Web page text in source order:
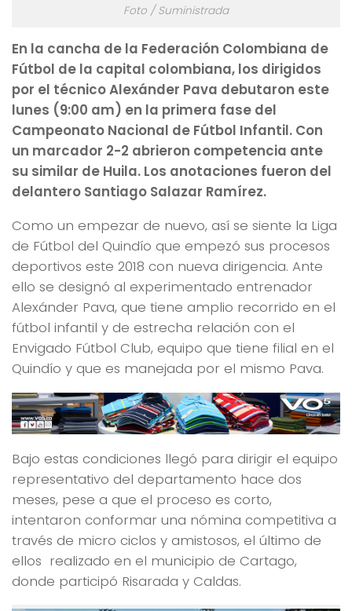
Foto / Suministrada
En la cancha de la Federación Colombiana de
Fútbol de la capital colombiana, los dirigidos
por el técnico Alexánder Pava debutaron este
lunes (9:00 am) en la primera fase del
Campeonato Nacional de Fútbol Infantil. Con
un marcador 2-2 abrieron competencia ante
su similar de Huila. Los anotaciones fueron del
delantero Santiago Salazar Ramírez.
Como un empezar de nuevo, así se siente la Liga
de Fútbol del Quindío que empezó sus procesos
deportivos este 2018 con nueva dirigencia. Ante
ello se designó al experimentado entrenador
Alexánder Pava, que tiene amplio recorrido en el
fútbol infantil y de estrecha relación con el
Envigado Fútbol Club, equipo que tiene filial en el
Quindío y que es manejada por el mismo Pava.
Bajo estas condiciones llegó para dirigir el equipo
representativo del departamento hace dos
meses, pese a que el proceso es corto,
intentaron conformar una nómina competitiva a
través de micro ciclos y amistosos, el último de
ellos realizado en el municipio de Cartago,
donde participó Risarada y Caldas.